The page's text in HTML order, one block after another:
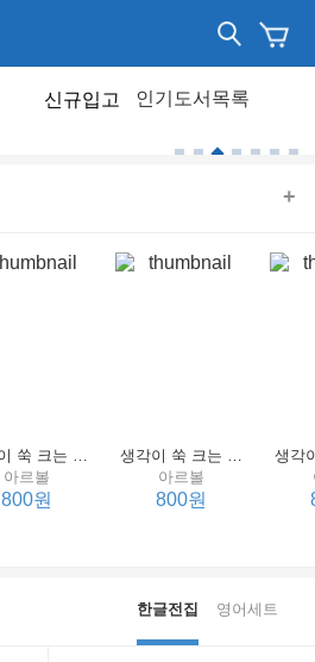
신규입고
+
생각이 쑥 크는 세계 명작 3 : 언어 편
아르볼
800원
생각이 쑥 크는 세계 명작 2 : 언어 편
아르볼
800원
한글전집 영어세트